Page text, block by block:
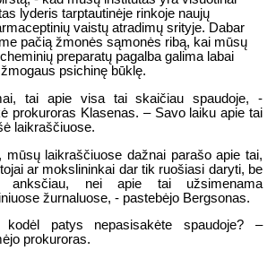
lyderis tarptautinėje rinkoje naujų
vaistų atradimų srityje. Dabar
pačią žmonės sąmonės ribą, kai mūsų
preparatų pagalba galima labai
psichinę būklę.
tai apie visa tai skaičiau spaudoje, -
prokuroras Klasenas. – Savo laiku apie tai
laikraščiuose.
mūsų laikraščiuose dažnai parašo apie tai,
ar mokslininkai dar tik ruošiasi daryti, be
nei apie tai užsimenama
žurnaluose, - pastebėjo Bergsonas.
patys nepasisakėte spaudoje? –
prokuroras.